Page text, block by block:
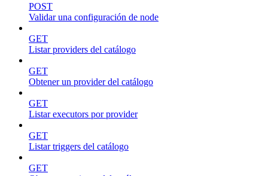
POST
Validar una configuración de node
GET
Listar providers del catálogo
GET
Obtener un provider del catálogo
GET
Listar executors por provider
GET
Listar triggers del catálogo
GET